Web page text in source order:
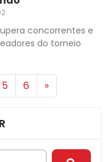
concorrentes e
do torneio
5 6 »